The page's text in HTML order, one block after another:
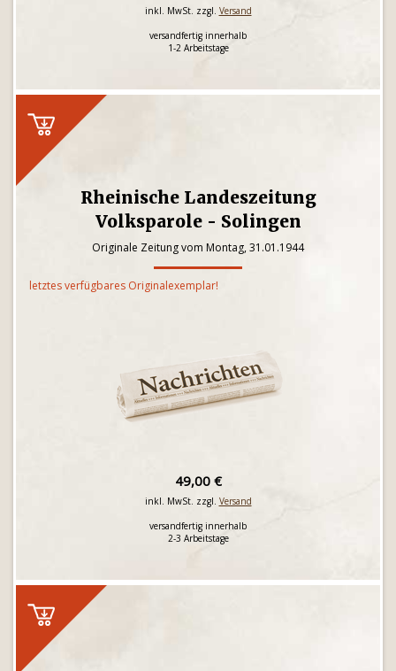
inkl. MwSt. zzgl. Versand
versandfertig innerhalb
1-2 Arbeitstage
Rheinische Landeszeitung
Volksparole - Solingen
Originale Zeitung vom Montag, 31.01.1944
letztes verfügbares Originalexemplar!
49,00 €
inkl. MwSt. zzgl. Versand
versandfertig innerhalb
2-3 Arbeitstage